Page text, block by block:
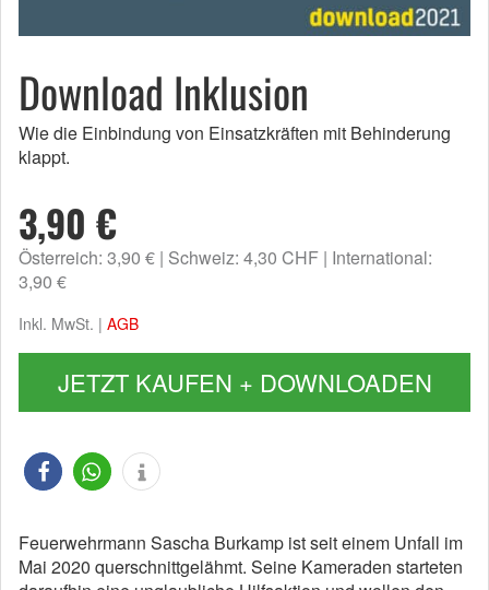
Download Inklusion
Wie die Einbindung von Einsatzkräften mit Behinderung
klappt.
3,90 €
Österreich: 3,90 € Schweiz: 4,30 CHF International:
3,90 €
Inkl. MwSt. | AGB
JETZT KAUFEN + DOWNLOADEN
Feuerwehrmann Sascha Burkamp ist seit einem Unfall im
Mai 2020 querschnittgelähmt. Seine Kameraden starteten